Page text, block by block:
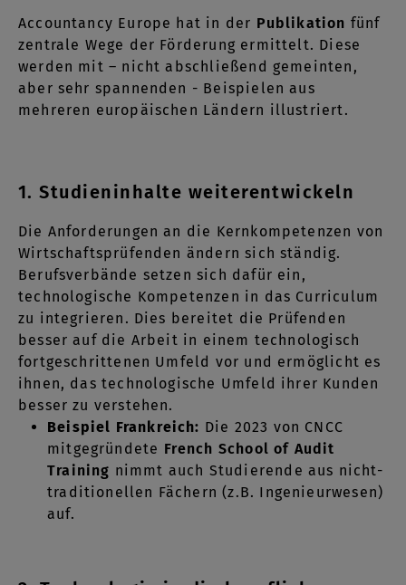
Accountancy Europe hat in der Publikation fünf
zentrale Wege der Förderung ermittelt. Diese
werden mit – nicht abschließend gemeinten,
aber sehr spannenden - Beispielen aus
mehreren europäischen Ländern illustriert.
1. Studieninhalte weiterentwickeln
Die Anforderungen an die Kernkompetenzen von
Wirtschaftsprüfenden ändern sich ständig.
Berufsverbände setzen sich dafür ein,
technologische Kompetenzen in das Curriculum
zu integrieren. Dies bereitet die Prüfenden
besser auf die Arbeit in einem technologisch
fortgeschrittenen Umfeld vor und ermöglicht es
ihnen, das technologische Umfeld ihrer Kunden
besser zu verstehen.
Beispiel Frankreich: Die 2023 von CNCC
mitgegründete French School of Audit
Training nimmt auch Studierende aus nicht-
traditionellen Fächern (z.B. Ingenieurwesen)
auf.